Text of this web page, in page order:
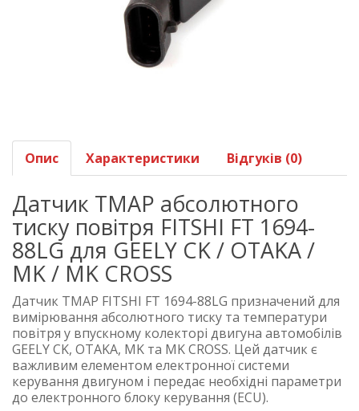
Опис Характеристики Відгуків (0)
Датчик TMAP абсолютного
тиску повітря FITSHI FT 1694-
88LG для GEELY CK / OTAKA /
MK / MK CROSS
Датчик TMAP FITSHI FT 1694-88LG призначений для
вимірювання абсолютного тиску та температури
повітря у впускному колекторі двигуна автомобілів
GEELY CK, OTAKA, MK та MK CROSS. Цей датчик є
важливим елементом електронної системи
керування двигуном і передає необхідні параметри
до електронного блоку керування (ECU).